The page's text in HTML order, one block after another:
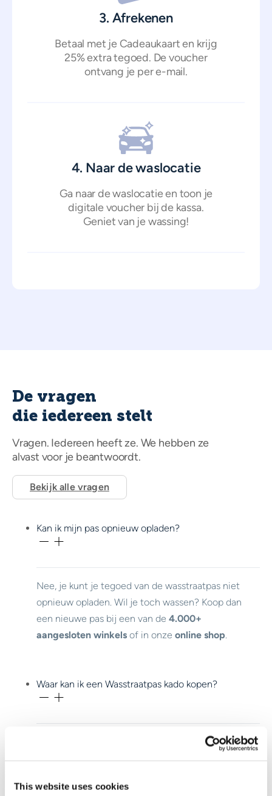
This website uses cookies
3. Afrekenen
Betaal met je Cadeaukaart en krijg
25% extra tegoed. De voucher
ontvang je per e-mail.
4. Naar de waslocatie
Ga naar de waslocatie en toon je
digitale voucher bij de kassa.
Geniet van je wassing!
De vragen
die iedereen stelt
Vragen. Iedereen heeft ze. We hebben ze
alvast voor je beantwoordt.
Bekijk alle vragen
Kan ik mijn pas opnieuw opladen?
Nee, je kunt je tegoed van de wasstraatpas niet
opnieuw opladen. Wil je toch wassen? Koop dan
een nieuwe pas bij een van de 4.000+
aangesloten winkels of in onze online shop
Waar kan ik een Wasstraatpas kado kopen?
4.000